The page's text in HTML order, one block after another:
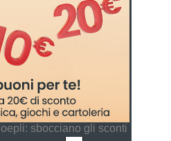
sbocciano gli sconti